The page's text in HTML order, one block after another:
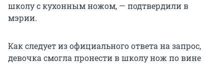
школу с кухонным ножом, — подтвердили в
мэрии.
Как следует из официального ответа на запрос,
девочка смогла пронести в школу нож по вине